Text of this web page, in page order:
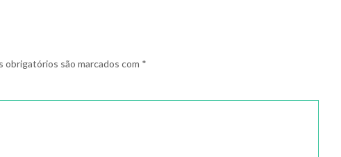
obrigatórios são marcados com *